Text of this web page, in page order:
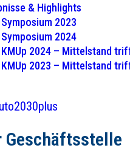
& Highlights
Symposium 2023
Symposium 2024
KMUp 2024 – Mittelstand
KMUp 2023 – Mittelstand
Geschäftsstelle